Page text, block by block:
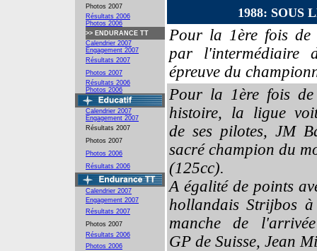
Photos 2007
Résultats 2006
Photos 2006
>> ENDURANCE TT
Calendrier 2007
Engagement 2007
Résultats 2007
Photos 2007
Résultats 2006
Photos 2006
Calendrier 2007
Engagement 2007
Résultats 2007
Photos 2007
Photos 2006
Résultats 2006
Calendrier 2007
Engagement 2007
Résultats 2007
Photos 2007
Résultats 2006
Photos 2006
1988: SOUS
Pour la 1ère fois de
par l'intermédiaire
épreuve du
Pour la 1ère fois de
histoire, la ligue
de ses pilotes, JM
sacré champion du
(125cc).
A égalité de points
hollandais Strijbos à
manche de
GP de Suisse, Jean